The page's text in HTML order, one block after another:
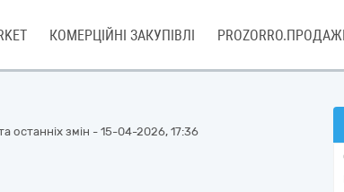
КОМЕРЦІЙНІ ЗАКУПІВЛІ PROZORRO.ПРОДАЖІ
змін - 15-04-2026, 17:36